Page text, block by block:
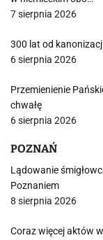
7 sierpnia 2026
300 lat od
6 sierpnia 2026
Przemienienie
chwałę
6 sierpnia 2026
POZNAŃ
Lądowanie
Poznaniem
8 sierpnia 2026
Coraz więcej aktów